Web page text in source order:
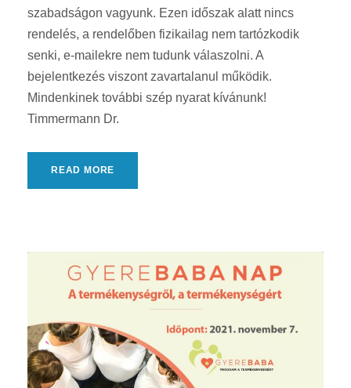
szabadságon vagyunk. Ezen időszak alatt nincs
rendelés, a rendelőben fizikailag nem tartózkodik
senki, e-mailekre nem tudunk válaszolni. A
bejelentkezés viszont zavartalanul működik.
Mindenkinek további szép nyarat kívánunk!
Timmermann Dr.
READ MORE